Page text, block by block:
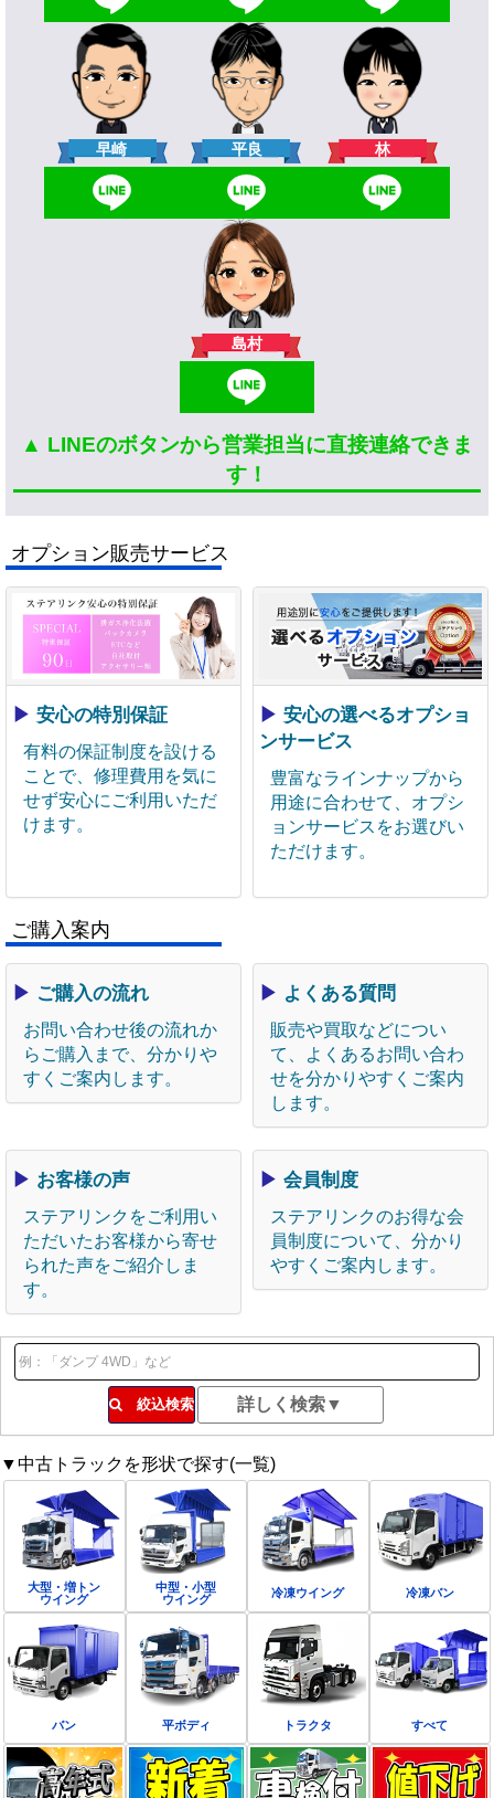
早崎 平良 林
島村
▲ LINEのボタンから営業担当に直接連絡できま
す！
オプション販売サービス
▶ 安心の特別保証
有料の保証制度を設ける
ことで、修理費用を気に
せず安心にご利用いただ
けます。
▶ 安心の選べるオプショ
ンサービス
豊富なラインナップから
用途に合わせて、オプシ
ョンサービスをお選びい
ただけます。
ご購入案内
▶ ご購入の流れ
お問い合わせ後の流れか
らご購入まで、分かりや
すくご案内します。
▶ よくある質問
販売や買取などについ
て、よくあるお問い合わ
せを分かりやすくご案内
します。
▶ お客様の声
ステアリンクをご利用い
ただいたお客様から寄せ
られた声をご紹介しま
す。
▶ 会員制度
ステアリンクのお得な会
員制度について、分かり
やすくご案内します。
絞込検索
▼中古トラックを形状で探す(一覧)
大型・増トン
ウイング
中型・小型
ウイング
冷凍ウイング 冷凍バン
バン 平ボディ トラクタ すべて